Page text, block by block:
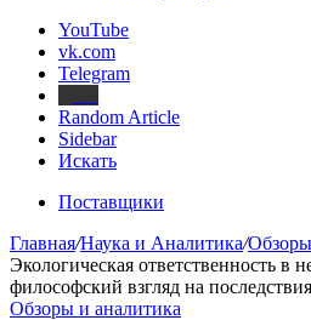
YouTube
vk.com
Telegram
Random Article
Sidebar
Искать
Поставщики
Главная/Наука и Аналитика/
Экологическая ответственность в
философский взгляд на последствия
Обзоры и аналитика